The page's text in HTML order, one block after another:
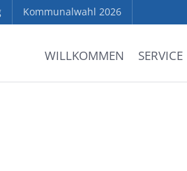
Kommunalwahl 2026
WILLKOMMEN SERVICE